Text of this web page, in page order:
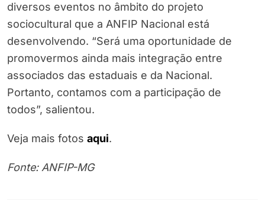
diversos eventos no âmbito do projeto
sociocultural que a ANFIP Nacional está
desenvolvendo. “Será uma oportunidade de
promovermos ainda mais integração entre
associados das estaduais e da Nacional.
Portanto, contamos com a participação de
todos”, salientou.
Veja mais fotos aqui.
Fonte: ANFIP-MG